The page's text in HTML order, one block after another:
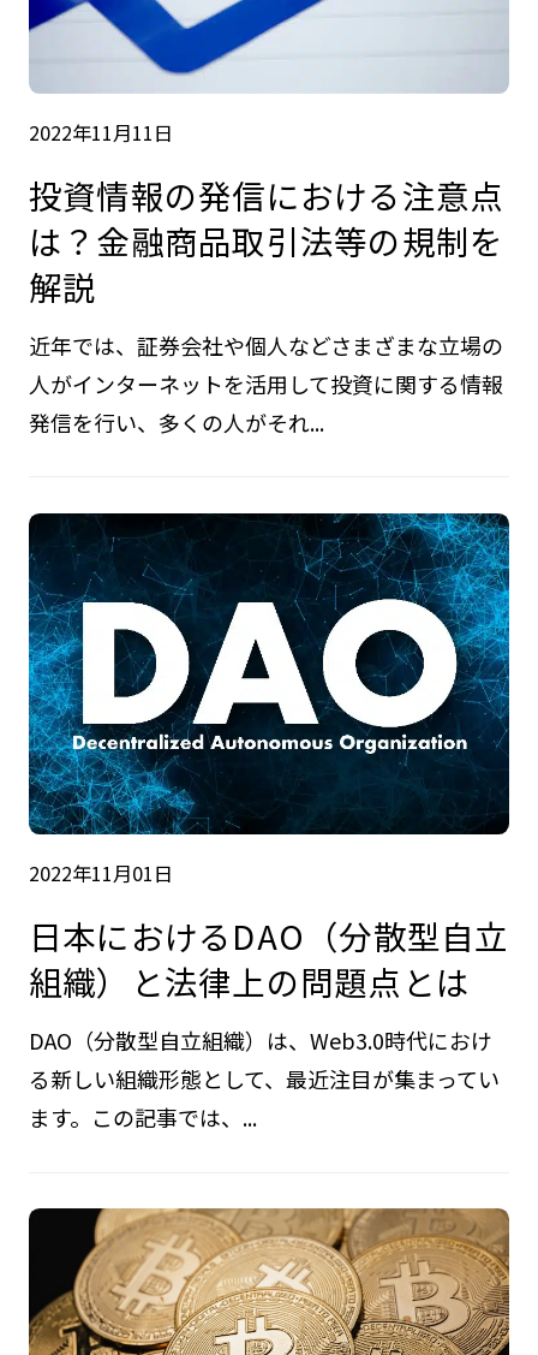
2022年11月11日
投資情報の発信における注意点
は？金融商品取引法等の規制を
解説
近年では、証券会社や個人などさまざまな立場の
人がインターネットを活用して投資に関する情報
発信を行い、多くの人がそれ...
2022年11月01日
日本におけるDAO（分散型自立
組織）と法律上の問題点とは
DAO（分散型自立組織）は、Web3.0時代におけ
る新しい組織形態として、最近注目が集まってい
ます。この記事では、...